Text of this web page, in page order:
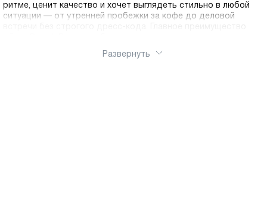
ритме, ценит качество и хочет выглядеть стильно в любой
ситуации — от утренней пробежки за кофе до деловой
материалов. Основу нашего ассортимента составляет
натуральная кожа премиальной выделки, а также
Развернуть